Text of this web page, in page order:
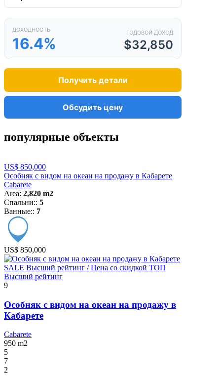
ДОХОДНОСТЬ
16.4%
ГОДОВОЙ ДОХОД
$32,850
Получить детали
Обсудить цену
популярные объекты
US$ 850,000
Особняк с видом на океан на продажу в Кабарете
Cabarete
Area: 2,820 m2
Спальни:: 5
Ванные:: 7
US$ 850,000
SALE Высший рейтинг / Цена со скидкой ТОП
Высший рейтинг
9
Особняк с видом на океан на продажу в
Кабарете
Cabarete
950 m2
5
7
2